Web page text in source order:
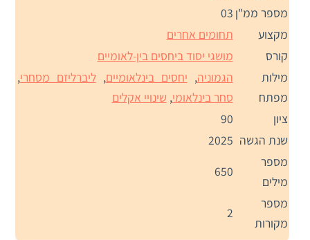
מספר ממ"ן 03
מקצוע
תחומים אחרים
קורס
מושגי יסוד ביחסים בין-לאומיים
מילות
מפתח
הגמוניה, יחסים בינלאומיים,ליברליזם מסחרי,
סחר בינלאומי, שינויי אקלים
ציון
90
שנת הגשה 2025
מספר
מילים
650
מספר
מקורות
2